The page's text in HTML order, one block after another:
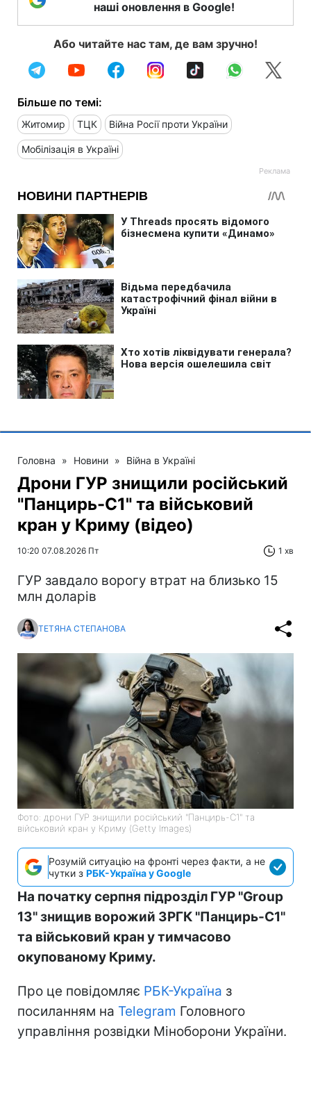
наші оновлення в Google!
Або читайте нас там, де вам зручно!
Більше по темі:
Житомир ТЦК Війна Росії проти України
Мобілізація в Україні
Головна » Новини » Війна в Україні
Дрони ГУР знищили російський
"Панцирь-С1" та військовий
кран у Криму (відео)
10:20 07.08.2026 Пт 1 хв
ГУР завдало ворогу втрат на близько 15
млн доларів
ТЕТЯНА СТЕПАНОВА
Фото: дрони ГУР знищили російський "Панцирь-С1" та
військовий кран у Криму (Getty Images)
Розумій ситуацію на фронті через факти, а не
чутки з РБК-Україна у Google
На початку серпня підрозділ ГУР "Group
13" знищив ворожий ЗРГК "Панцирь-С1"
та військовий кран у тимчасово
окупованому Криму.
Про це повідомляє РБК-Україна з
посиланням на Telegram Головного
управління розвідки Міноборони України.